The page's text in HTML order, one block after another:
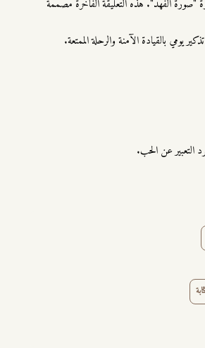
"صورة الفهد". هذه التعليقة الفاخرة مصممة
بالقيادة الآمنة والرحلة الممتعة.
التعبير عن الحب.